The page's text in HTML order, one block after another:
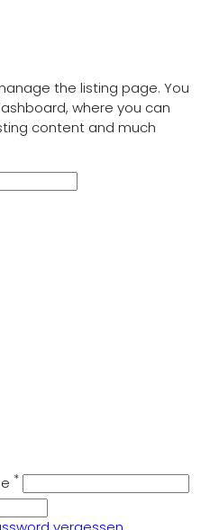
the listing page. You
where you can
content and much
*